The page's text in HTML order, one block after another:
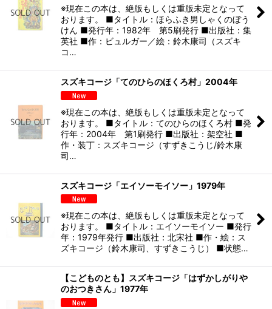
※現在この本は、絶版もしくは重版未定となって
おります。 ■タイトル：ほらふき男しゃくのぼう
けん ■発行年：1982年 第5刷発行 ■出版社：集
英社 ■作：ビュルガー／絵：鈴木康司（スズキ
コ…
スズキコージ「てのひらのほくろ村」2004年
※現在この本は、絶版もしくは重版未定となって
おります。 ■タイトル：てのひらのほくろ村 ■発
行年：2004年 第1刷発行 ■出版社：架空社 ■
作・装丁：スズキコージ（すずきこうじ/鈴木康
司…
スズキコージ「エイソーモイソー」1979年
※現在この本は、絶版もしくは重版未定となって
おります。 ■タイトル：エイソーモイソー ■発行
年：1979年発行 ■出版社：北宋社 ■作・絵：ス
ズキコージ（鈴木康司、すずきこうじ） ■状態…
【こどものとも】スズキコージ「はずかしがりや
のおつきさん」1977年